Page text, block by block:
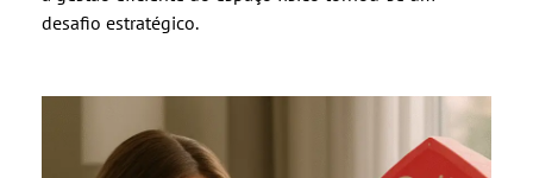
desafio estratégico.